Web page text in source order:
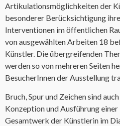
Artikulationsmöglichkeiten der
besonderer Berücksichtigung
Interventionen im öffentlichen
von ausgewählten Arbeiten 18
Künstler. Die übergreifenden
werden so von mehreren Seiten
BesucherInnen der Ausstellung
Bruch, Spur und Zeichen sind
Konzeption und Ausführung
Gesamtwerk der Künstlerin im